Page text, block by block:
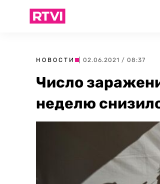
НОВОСТИ | 02.06.2021 / 08:37
Число
неделю